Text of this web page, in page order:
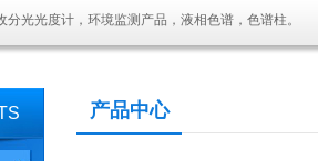
分光光度计，环境监测产品，液相色谱，色谱柱。
产品中心